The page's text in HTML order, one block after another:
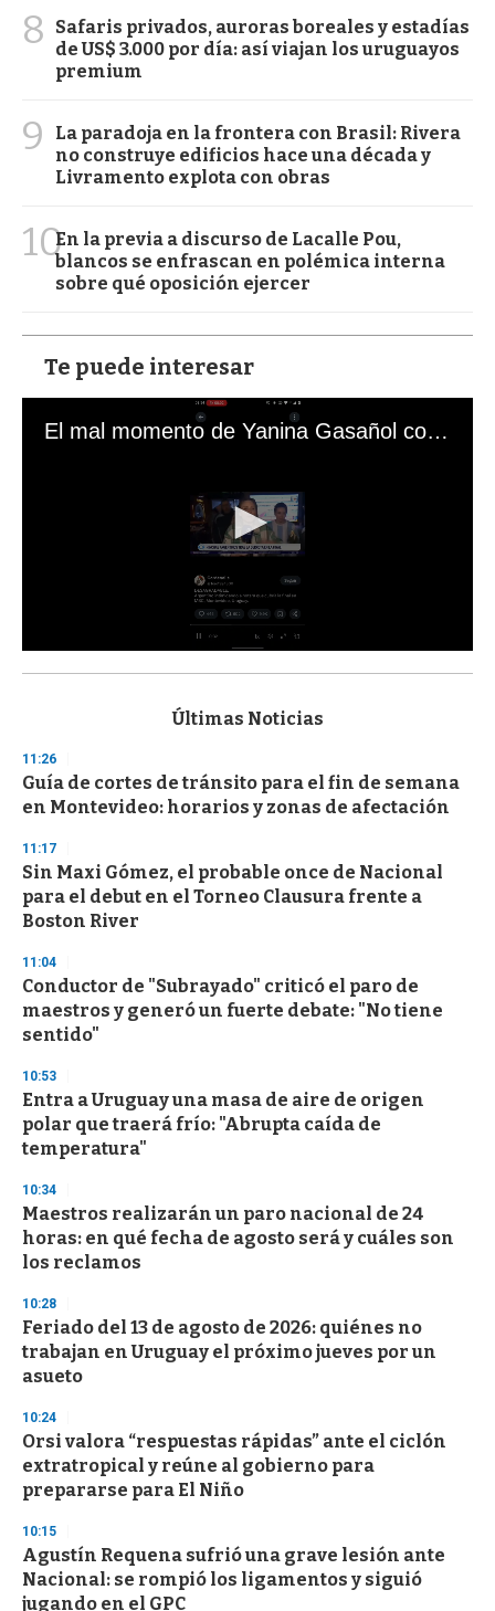
8
Safaris privados, auroras boreales y estadías
de US$ 3.000 por día: así viajan los uruguayos
premium
9
La paradoja en la frontera con Brasil: Rivera
no construye edificios hace una década y
Livramento explota con obras
10En la previa a discurso de Lacalle Pou,
blancos se enfrascan en polémica interna
sobre qué oposición ejercer
Te puede interesar
El mal momento de Yanina Gasañol con un hincha argentino en "Subrayado"
s
d
s
o
f
3
s
c
o
d
s
Últimas Noticias
11:26
Guía de cortes de tránsito para el fin de semana
en Montevideo: horarios y zonas de afectación
11:17
Sin Maxi Gómez, el probable once de Nacional
para el debut en el Torneo Clausura frente a
Boston River
11:04
Conductor de "Subrayado" criticó el paro de
maestros y generó un fuerte debate: "No tiene
sentido"
10:53
Entra a Uruguay una masa de aire de origen
polar que traerá frío: "Abrupta caída de
temperatura"
10:34
Maestros realizarán un paro nacional de 24
horas: en qué fecha de agosto será y cuáles son
los reclamos
10:28
Feriado del 13 de agosto de 2026: quiénes no
trabajan en Uruguay el próximo jueves por un
asueto
10:24
Orsi valora “respuestas rápidas” ante el ciclón
extratropical y reúne al gobierno para
prepararse para El Niño
10:15
Agustín Requena sufrió una grave lesión ante
Nacional: se rompió los ligamentos y siguió
jugando en el GPC